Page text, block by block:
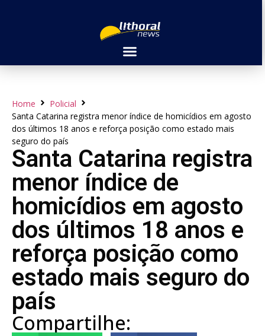
Home
Policial
Santa Catarina registra menor índice de homicídios em agosto
dos últimos 18 anos e reforça posição como estado mais
seguro do país
Santa Catarina registra
menor índice de
homicídios em agosto
dos últimos 18 anos e
reforça posição como
estado mais seguro do
país
Compartilhe: